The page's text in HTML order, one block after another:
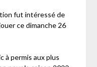
fut intéressé de
ce dimanche 26
à permis aux plus